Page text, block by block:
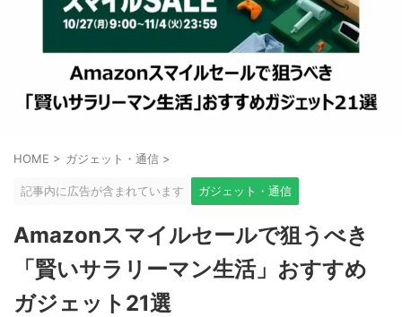
HOME > ガジェット・通信 >
記事内に広告が含まれています ガジェット・通信
Amazonスマイルセールで狙うべき
「賢いサラリーマン生活」おすすめ
ガジェット21選